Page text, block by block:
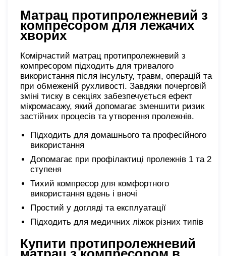
Матрац протипролежневий з
компресором для лежачих
хворих
Комірчастий матрац протипролежневий з
компресором підходить для тривалого
використання після інсульту, травм, операцій та
при обмеженій рухливості. Завдяки почерговій
зміні тиску в секціях забезпечується ефект
мікромасажу, який допомагає зменшити ризик
застійних процесів та утворення пролежнів.
Підходить для домашнього та професійного
використання
Допомагає при профілактиці пролежнів 1 та 2
ступеня
Тихий компресор для комфортного
використання вдень і вночі
Простий у догляді та експлуатації
Підходить для медичних ліжок різних типів
Купити протипролежневий